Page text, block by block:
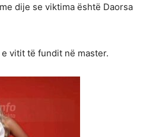
dije se viktima është Daorsa
vitit të fundit në master.